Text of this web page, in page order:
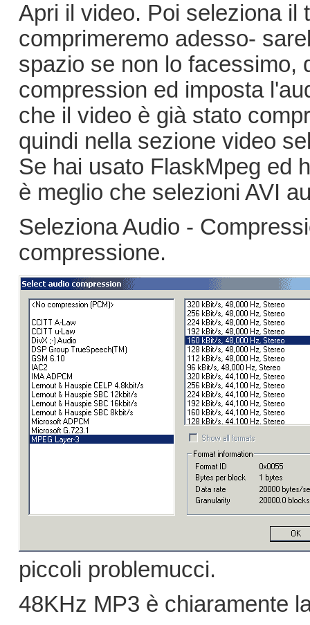
Apri il video. Poi seleziona il
comprimeremo adesso-
spazio se non lo facessimo,
compression ed imposta
che il video è già stato
quindi nella sezione video
Se hai usato FlaskMpeg ed
è meglio che selezioni AVI
Seleziona Audio -
compressione.
piccoli problemucci.
48KHz MP3 è chiaramente